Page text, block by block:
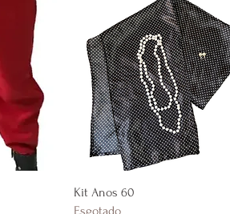
Visualização rápida
Kit Anos 60
Esgotado